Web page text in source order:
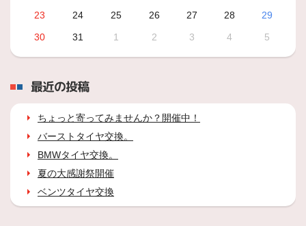
23
24 25 26 27 28
29
30
31 1 2 3 4 5
最近の投稿
ちょっと寄ってみませんか？開催中！
バーストタイヤ交換。
BMWタイヤ交換。
夏の大感謝祭開催
ベンツタイヤ交換